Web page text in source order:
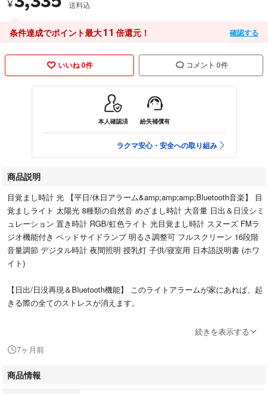
¥ 送料込
条件達成でポイント最大11 倍還元！ 確認する
いいね 0件 コメント 0件
本人確認済 紛失補償有
ラクマ安心・安全への取り組み
商品説明
目覚まし時計 光 【平日/休日アラーム&amp;amp;amp;Bluetooth音楽】 目
覚ましライト 太陽光 8種類の自然音 めざまし時計 大音量 日出＆日没シミ
ュレーション 置き時計 RGB/虹色ライト 光目覚まし時計 スヌーズ FMラ
ジオ機能付き ベッドサイドランプ 明るさ調整可 フルスクリーン 16段階
音量調節 デジタル時計 夜間照明 授乳灯 子供/寝室用 日本語説明書 (ホワ
イト)
【日出/日没再現＆Bluetooth機能】 このライトアラームが家にあれば、起
きる際の全てのストレスが消えます。
トップ画像や商品説明と相違がある可能性がありますので実物の写真を確
認してからのご購入お願いします。
もし相違や商品説明と違う場合はコメントくださいませ。商品詳細をお調
続きを表示する
7ヶ月前
商品情報